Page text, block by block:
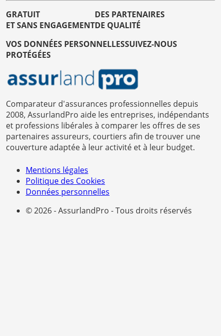
GRATUIT
ET SANS ENGAGEMENT
DES PARTENAIRES
DE QUALITÉ
VOS DONNÉES PERSONNELLES
PROTÉGÉES
SUIVEZ-NOUS
Comparateur d'assurances professionnelles depuis
2008, AssurlandPro aide les entreprises, indépendants
et professions libérales à comparer les offres de ses
partenaires assureurs, courtiers afin de trouver une
couverture adaptée à leur activité et à leur budget.
Mentions légales
Politique des Cookies
Données personnelles
© 2026 - AssurlandPro - Tous droits réservés